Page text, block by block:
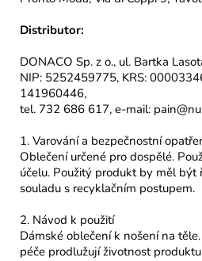
Distributor:
DONACO Sp. z o., ul. Bartka
NIP: 5252459775, KRS:
141960446,
tel. 732 686 617, e-mail:
1. Varování a bezpečnostní
Oblečení určené pro dospělé.
účelu. Použitý produkt by měl
souladu s recyklačním postupem.
2. Návod k použití
Dámské oblečení k nošení na
péče prodlužují životnost